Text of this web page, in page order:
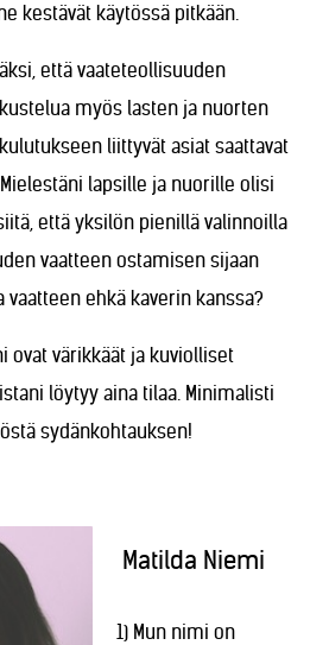
kestävät käytössä pitkään.
että vaateteollisuuden
myös lasten ja nuorten
liittyvät asiat saattavat
lapsille ja nuorille olisi
että yksilön pienillä valinnoilla
vaatteen ostamisen sijaan
vaatteen ehkä kaverin kanssa?
ovat värikkäät ja kuviolliset
löytyy aina tilaa. Minimalisti
sydänkohtauksen!
Matilda Niemi
1) Mun nimi on